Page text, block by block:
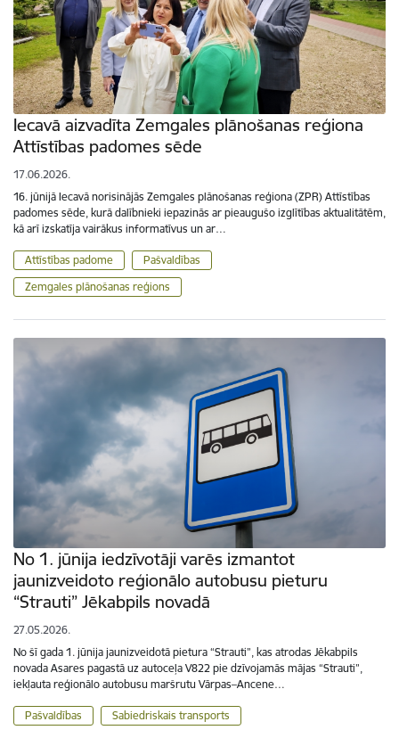
Iecavā aizvadīta Zemgales plānošanas reģiona
Attīstības padomes sēde
17.06.2026.
16. jūnijā Iecavā norisinājās Zemgales plānošanas reģiona (ZPR) Attīstības
padomes sēde, kurā dalībnieki iepazinās ar pieaugušo izglītības aktualitātēm,
kā arī izskatīja vairākus informatīvus un ar…
Attīstības padome
Pašvaldības
Zemgales plānošanas reģions
No 1. jūnija iedzīvotāji varēs izmantot
jaunizveidoto reģionālo autobusu pieturu
“Strauti” Jēkabpils novadā
27.05.2026.
No šī gada 1. jūnija jaunizveidotā pietura “Strauti”, kas atrodas Jēkabpils
novada Asares pagastā uz autoceļa V822 pie dzīvojamās mājas “Strauti”,
iekļauta reģionālo autobusu maršrutu Vārpas–Ancene…
Pašvaldības Sabiedriskais transports